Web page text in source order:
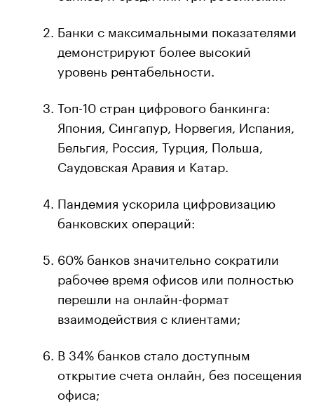
Банки с максимальными показателями
демонстрируют более высокий
уровень рентабельности.
Топ-10 стран цифрового банкинга:
Япония, Сингапур, Норвегия, Испания,
Бельгия, Россия, Турция, Польша,
Саудовская Аравия и Катар.
Пандемия ускорила цифровизацию
банковских операций:
60% банков значительно сократили
рабочее время офисов или полностью
перешли на онлайн-формат
взаимодействия с клиентами;
В 34% банков стало доступным
открытие счета онлайн, без посещения
офиса;